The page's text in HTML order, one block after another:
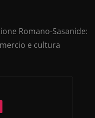
Romano-Sasanide:
e cultura